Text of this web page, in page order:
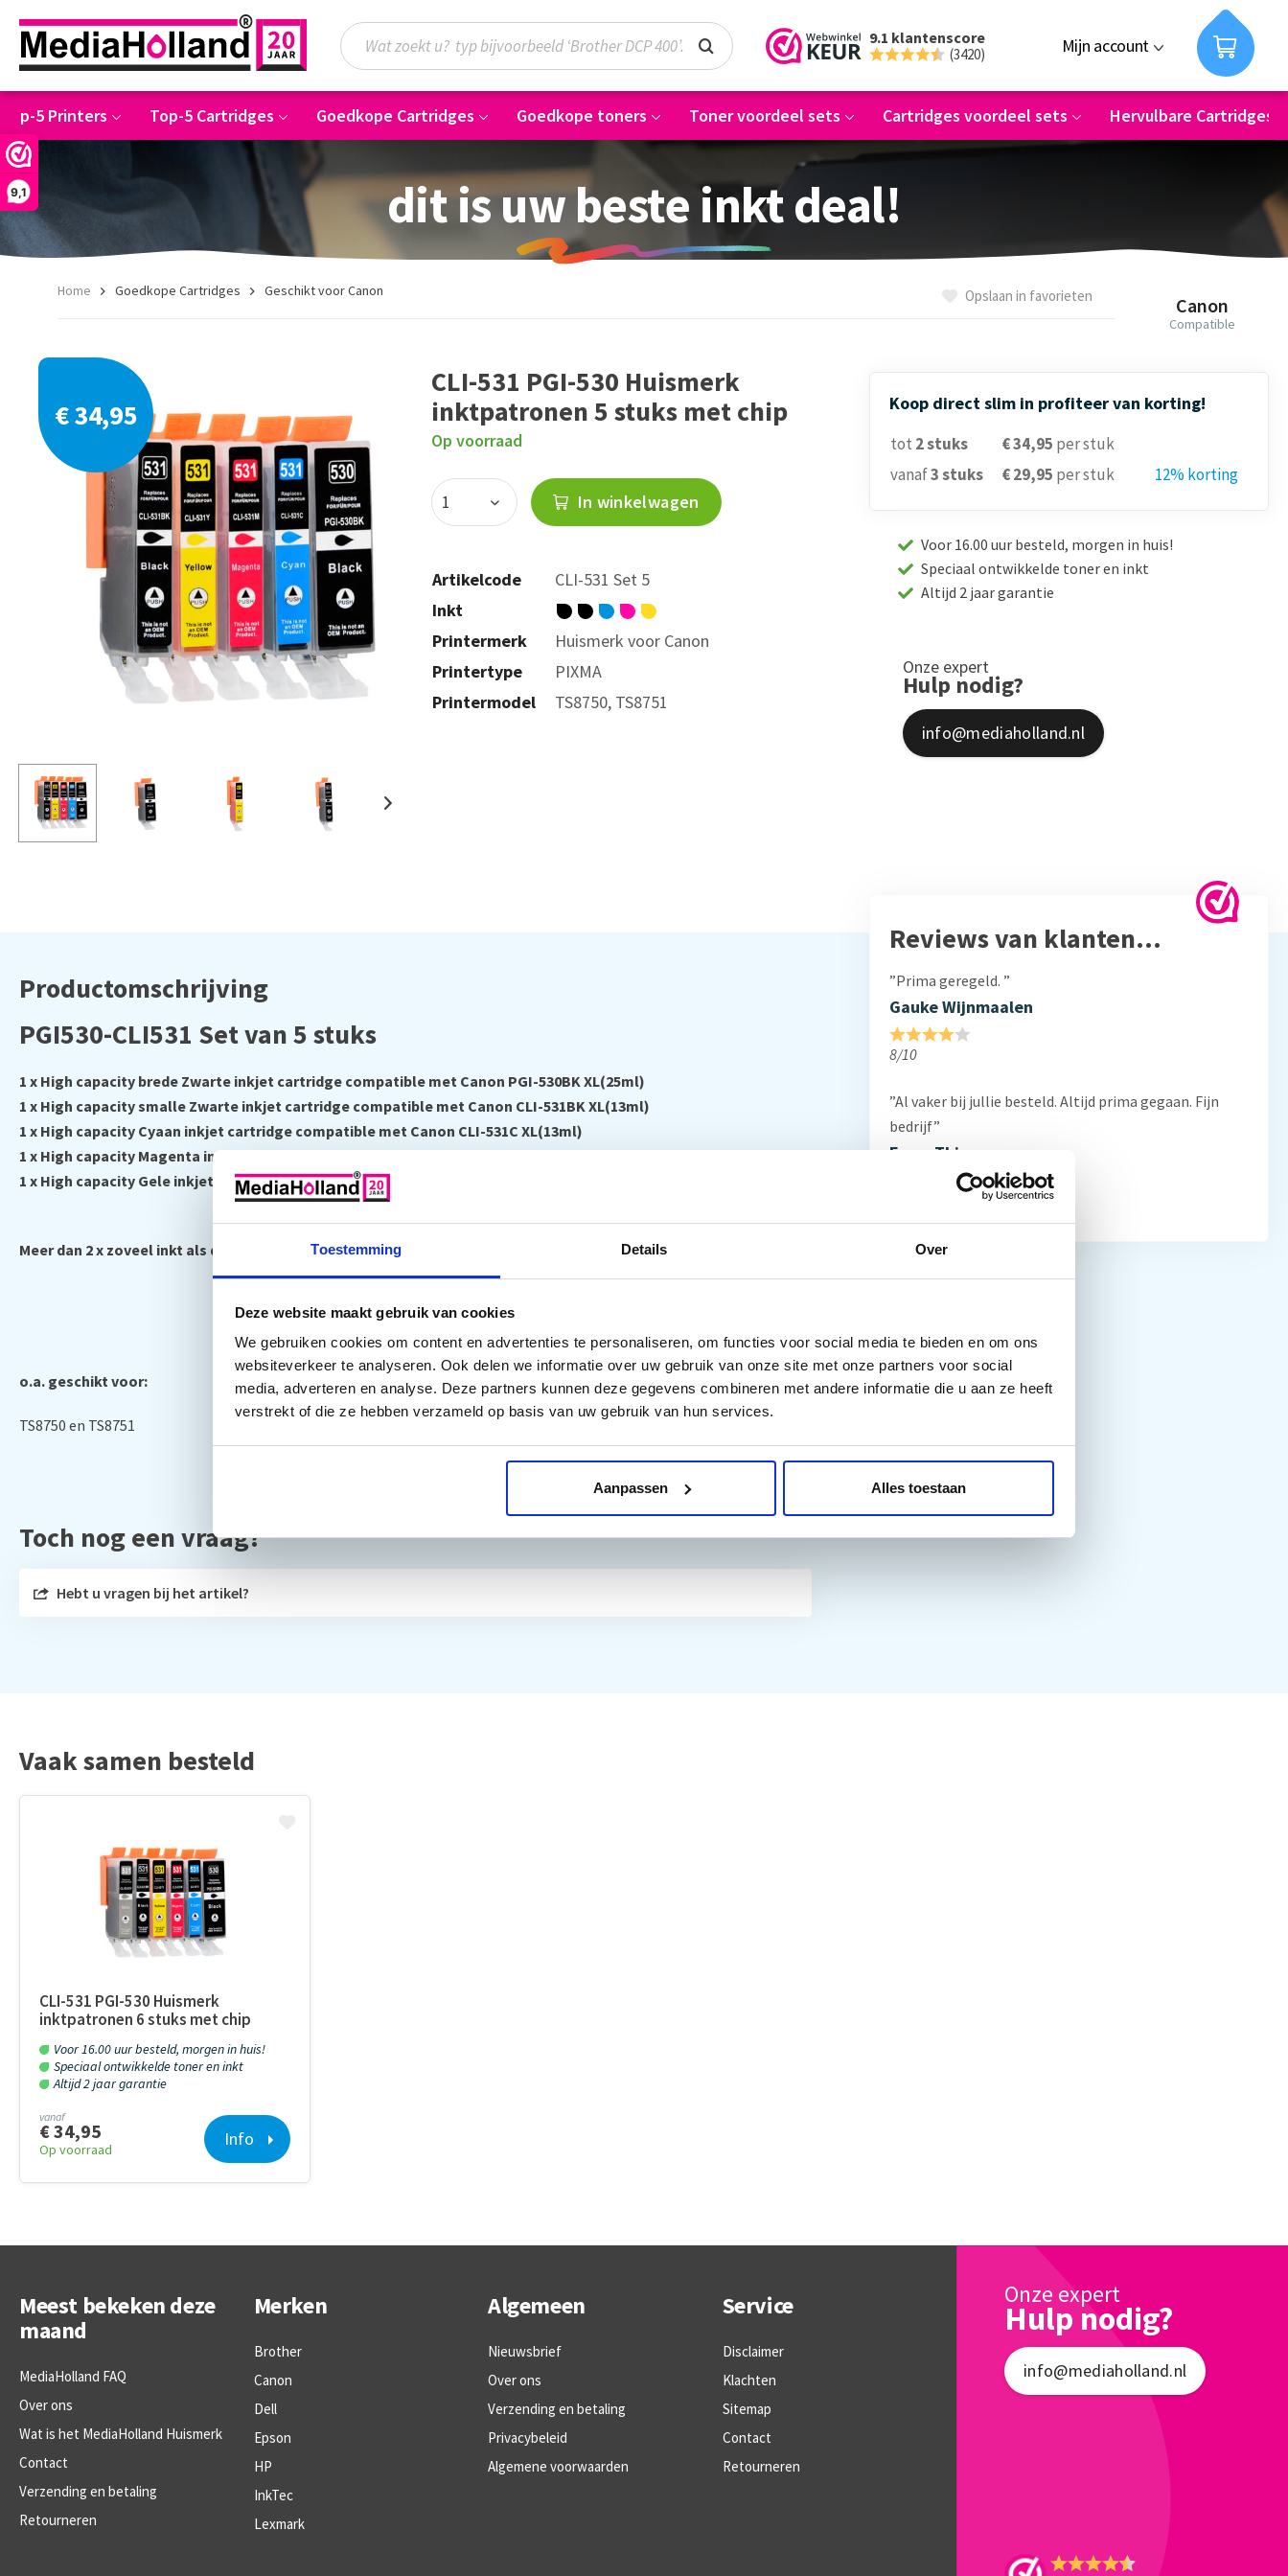
9,1
Toestemming Details Over
Deze website maakt gebruik van cookies
We gebruiken cookies om content en advertenties te personaliseren, om functies voor social media te bieden en om ons
websiteverkeer te analyseren. Ook delen we informatie over uw gebruik van onze site met onze partners voor social
media, adverteren en analyse. Deze partners kunnen deze gegevens combineren met andere informatie die u aan ze heeft
verstrekt of die ze hebben verzameld op basis van uw gebruik van hun services.
Aanpassen Alles toestaan
9.1 klantenscore
(3420) Mijn account
Top-5 Printers Top-5 Cartridges Goedkope Cartridges Goedkope toners Toner voordeel sets Cartridges voordeel sets Hervulbare Cartridges
dit is uw beste inkt deal!
Home Goedkope Cartridges Geschikt voor Canon
€ 34,95
CLI-531 PGI-530 Huismerk
inktpatronen 5 stuks met chip
Op voorraad
In winkelwagen
Artikelcode
CLI-531 Set 5
Inkt
Printermerk
Huismerk voor Canon
Printertype
PIXMA
Printermodel
TS8750, TS8751
Opslaan in favorieten Canon
Compatible
Koop direct slim in profiteer van korting!
tot 2stuks € 34,95 per stuk
vanaf3stuks € 29,95 per stuk 12% korting
Voor 16.00 uur besteld, morgen in huis!
Speciaal ontwikkelde toner en inkt
Altijd 2 jaar garantie
Onze expert
Hulp nodig?
info@mediaholland.nl
Productomschrijving
PGI530-CLI531 Set van 5 stuks
1 x High capacity brede Zwarte inkjet cartridge compatible met Canon PGI-530BK XL(25ml)
1 x High capacity smalle Zwarte inkjet cartridge compatible met Canon CLI-531BK XL(13ml)
1 x High capacity Cyaan inkjet cartridge compatible met Canon CLI-531C XL(13ml)
1 x High capacity Magenta inkjet cartridge compatible met Canon CLI-531M XL(13ml)
1 x High capacity Gele inkjet cartridge compatible met Canon CLI-531Y XL(13ml)
Meer dan 2 x zoveel inkt als de originele variant!
o.a. geschikt voor:
TS8750 en TS8751
Toch nog een vraag?
Hebt u vragen bij het artikel?
Reviews van klanten…
”Prima geregeld. ”
Gauke Wijnmaalen
8/10
”Al vaker bij jullie besteld. Altijd prima gegaan. Fijn
bedrijf”
Frans Thiemann
Vaak samen besteld
CLI-531 PGI-530 Huismerk
inktpatronen 6 stuks met chip
Voor 16.00 uur besteld, morgen in huis!
Speciaal ontwikkelde toner en inkt
Altijd 2 jaar garantie
vanaf
€ 34,95
Op voorraad Info
Meest bekeken deze
maand
MediaHolland FAQ
Over ons
Wat is het MediaHolland Huismerk
Contact
Verzending en betaling
Retourneren
Merken
Brother
Canon
Dell
Epson
HP
InkTec
Lexmark
Algemeen
Nieuwsbrief
Over ons
Verzending en betaling
Privacybeleid
Algemene voorwaarden
Service
Disclaimer
Klachten
Sitemap
Contact
Retourneren
Onze expert
Hulp nodig?
info@mediaholland.nl